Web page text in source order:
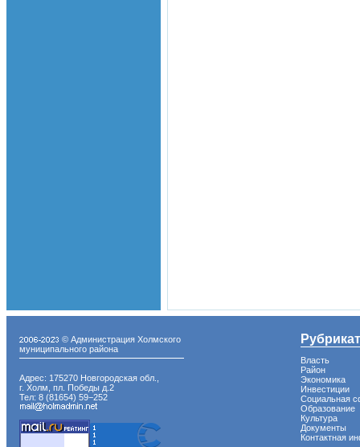
© Администрация Холмского
муниципального района
Адрес: 175270 Новгородская обл.,
г. Холм, пл. Победы д.2
Тел: 8 (81654) 59−252
Власть
Район
Экономика
Инвестиции
Социальная
Образование
Культура
Документы
Контактная